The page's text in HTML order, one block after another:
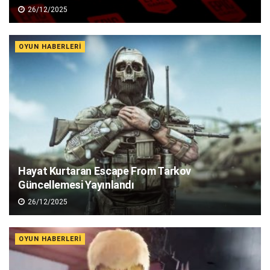
26/12/2025
OYUN HABERLERI
Hayat Kurtaran Escape From Tarkov
Güncellemesi Yayınlandı
26/12/2025
OYUN HABERLERI